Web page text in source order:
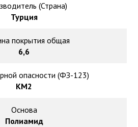
(Страна)
Турция
покрытия общая
6,6
опасности (ФЗ-123)
КМ2
Основа
Полиамид